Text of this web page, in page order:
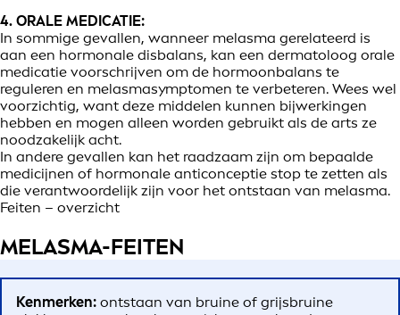
4. ORALE MEDICATIE:
In sommige gevallen, wanneer melasma gerelateerd is
aan een hormonale disbalans, kan een dermatoloog orale
medicatie voorschrijven om de hormoonbalans te
reguleren en melasmasymptomen te verbeteren. Wees wel
voorzichtig, want deze middelen kunnen bijwerkingen
hebben en mogen alleen worden gebruikt als de arts ze
noodzakelijk acht.
In andere gevallen kan het raadzaam zijn om bepaalde
medicijnen of hormonale anticonceptie stop te zetten als
die verantwoordelijk zijn voor het ontstaan van melasma.
Feiten – overzicht
MELASMA-FEITEN
Kenmerken: ontstaan van bruine of grijsbruine